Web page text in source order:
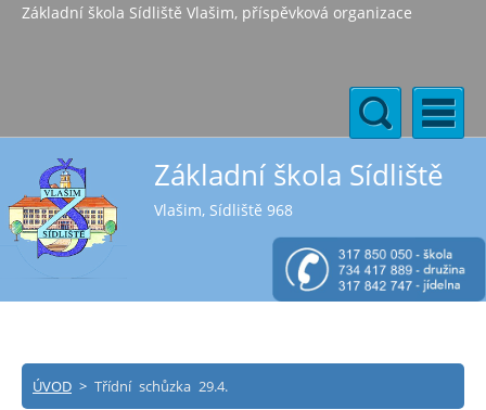
Základní škola Sídliště Vlašim, příspěvková organizace
Základní škola Sídliště
Vlašim, Sídliště 968
ÚVOD > Třídní schůzka 29.4.